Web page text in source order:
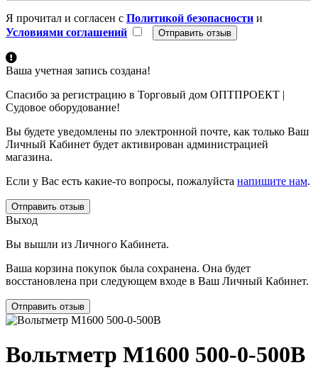
Я прочитал и согласен с Политикой безопасности и
Условиями соглашений
Ваша учетная запись создана!
Спасибо за регистрацию в Торговый дом ОПТПРОЕКТ |
Судовое оборудование!
Вы будете уведомлены по электронной почте, как только Ваш
Личный Кабинет будет активирован администрацией
магазина.
Если у Вас есть какие-то вопросы, пожалуйста напишите нам.
Отправить отзыв
Выход
Вы вышли из Личного Кабинета.
Ваша корзина покупок была сохранена. Она будет
восстановлена при следующем входе в Ваш Личный Кабинет.
Отправить отзыв
Вольтметр М1600 500-0-500В